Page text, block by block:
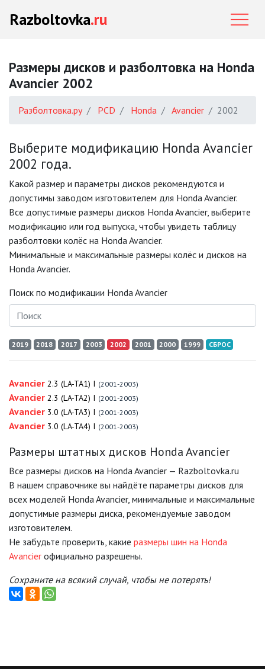
Razboltovka.ru
Размеры дисков и разболтовка на Honda
Avancier 2002
Разболтовка.ру PCD Honda Avancier 2002
Выберите модификацию Honda Avancier
2002 года.
Какой размер и параметры дисков рекомендуются и
допустимы заводом изготовителем для Honda Avancier.
Все допустимые размеры дисков Honda Avancier, выберите
модификацию или год выпуска, чтобы увидеть таблицу
разболтовки колёс на Honda Avancier.
Минимальные и максимальные размеры колёс и дисков на
Honda Avancier.
Поиск по модификации Honda Avancier
2019 2018 2017 2003 2002 2001 2000 1999 СБРОС
Avancier 2.3 (LA-TA1) I (2001-2003)
Avancier 2.3 (LA-TA2) I (2001-2003)
Avancier 3.0 (LA-TA3) I (2001-2003)
Avancier 3.0 (LA-TA4) I (2001-2003)
Размеры штатных дисков Honda Avancier
Все размеры дисков на Honda Avancier — Razboltovka.ru
В нашем справочнике вы найдёте параметры дисков для
всех моделей Honda Avancier, минимальные и максимальные
допустимые размеры диска, рекомендуемые заводом
изготовителем.
Не забудьте проверить, какие размеры шин на Honda
Avancier официально разрешены.
Сохраните на всякий случай, чтобы не потерять!